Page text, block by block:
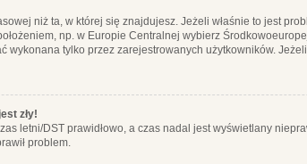
niż ta, w której się znajdujesz. Jeżeli właśnie to jest
np. w Europie Centralnej wybierz
wykonana tylko przez zarejestrowanych użytkowników.
zły!
letni/DST prawidłowo, a czas nadal jest wyświetlany
problem.